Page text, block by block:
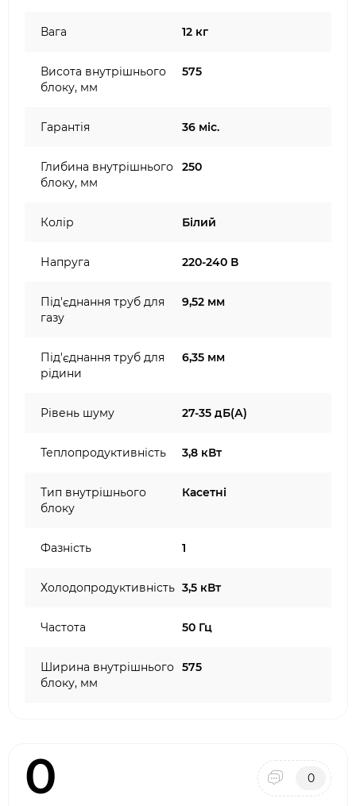
Вага 12 кг
Висота внутрішнього
блоку, мм
575
Гарантія 36 міс.
Глибина внутрішнього
блоку, мм
250
Колір Білий
Напруга 220-240 В
Під'єднання труб для
газу
9,52 мм
Під'єднання труб для
рідини
6,35 мм
Рівень шуму 27-35 дБ(А)
Теплопродуктивність 3,8 кВт
Тип внутрішнього
блоку
Касетні
Фазність 1
Холодопродуктивність 3,5 кВт
Частота 50 Гц
Ширина внутрішнього
блоку, мм
575
0 0